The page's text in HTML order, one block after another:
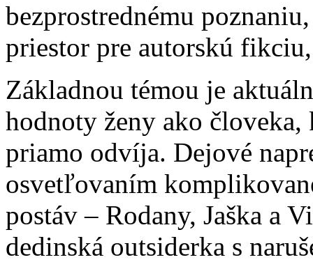
bezprostrednému
priestor pre autorskú
Základnou témou je
hodnoty ženy ako človeka,
priamo odvíja. Dejové
osvetľovaním
postáv – Rodany, Jaška a
dedinská outsiderka s